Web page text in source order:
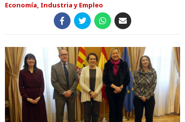
Economía, Industria y Empleo